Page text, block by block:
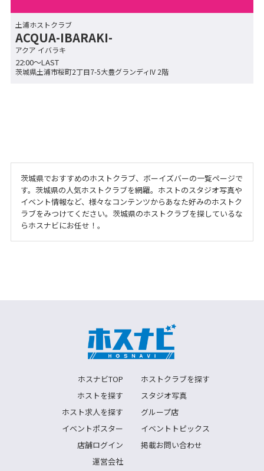
土浦ホストクラブ
ACQUA-IBARAKI-
アクア イバラキ
22:00〜LAST
茨城県土浦市桜町2丁目7-5大豊グランディIV 2階
茨城県でおすすめのホストクラブ、ボーイズバーの一覧ページで
す。茨城県の人気ホストクラブを網羅。ホストのスタジオ写真や
イベント情報など、様々なコンテンツからあなた好みのホストク
ラブをみつけてください。茨城県のホストクラブを探しているな
らホスナビにお任せ！。
ホスナビTOP
ホストクラブを探す
ホストを探す
スタジオ写真
ホスト求人を探す
グループ店
イベントポスター
イベントトピックス
店舗ログイン
掲載お問い合わせ
運営会社